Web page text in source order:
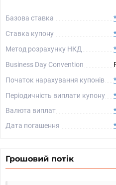
Базова ставка
Ставка купону
Метод розрахунку НКД
Business Day Convention
Початок нарахування купонів
Періодичність виплати купону
Валюта виплат
Дата погашення
Грошовий потік